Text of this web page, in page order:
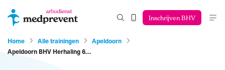
Inschrijven BHV
Home Alle trainingen
Apeldoorn
Apeldoorn BHV Herhaling 6…